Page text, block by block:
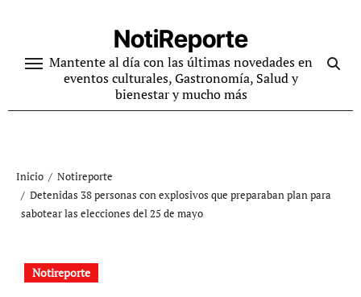
contenido
NotiReporte
Mantente al día con las últimas novedades en
eventos culturales, Gastronomía, Salud y
bienestar y mucho más
Inicio
Notireporte
Detenidas 38 personas con explosivos que preparaban plan para
sabotear las elecciones del 25 de mayo
Notireporte